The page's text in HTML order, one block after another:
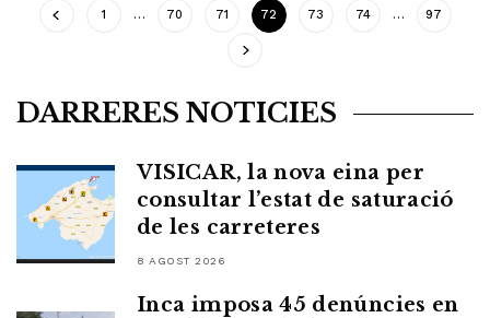
1 … 70 71 72 73 74 … 97
DARRERES NOTICIES
VISICAR, la nova eina per
consultar l’estat de saturació
de les carreteres
8 AGOST 2026
Inca imposa 45 denúncies en